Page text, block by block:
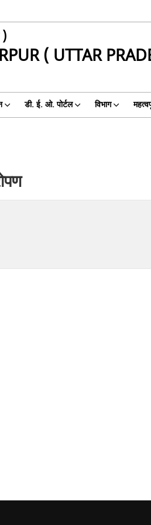
( UTTAR
डी. ई. ओ. पोर्टल विभाग